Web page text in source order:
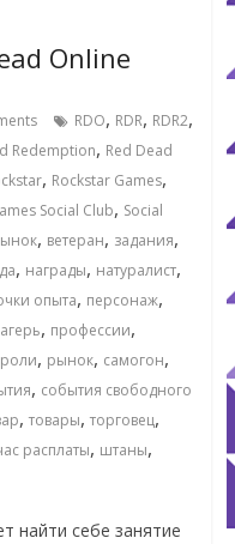
Online
RDO, RDR, RDR2,
Redemption, Red Dead
, Rockstar Games,
Social Club, Social
, ветеран, задания,
, награды, натуралист,
опыта, персонаж,
, профессии,
роли, рынок, самогон,
, события свободного
, товары, торговец,
расплаты, штаны,
найти себе занятие